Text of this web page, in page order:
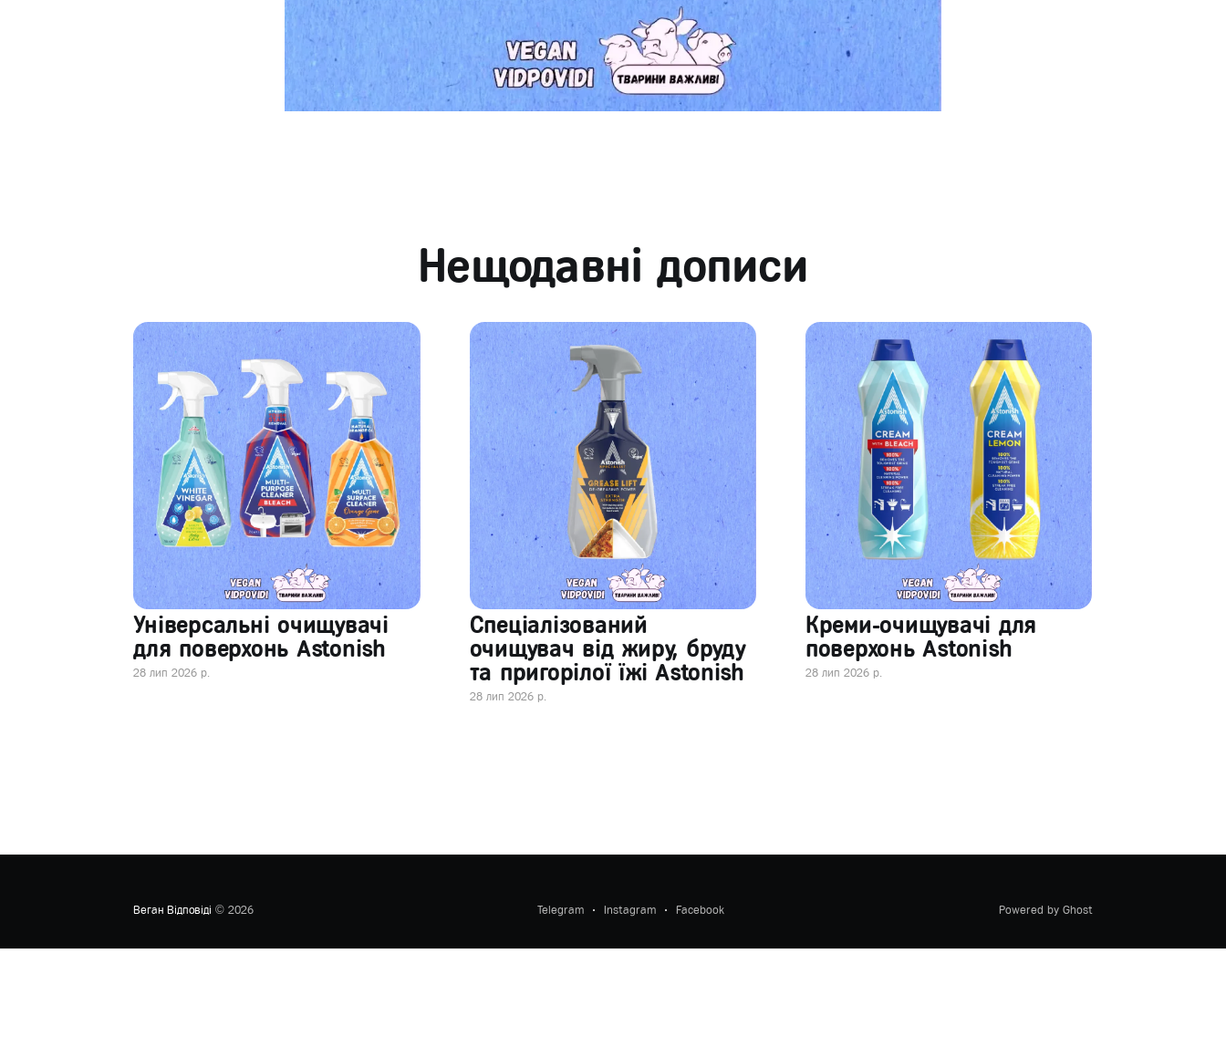
Нещодавні дописи
Універсальні очищувачі
для поверхонь Astonish
28 лип 2026 р.
Спеціалізований
очищувач від жиру, бруду
та пригорілої їжі Astonish
28 лип 2026 р.
Креми-очищувачі для
поверхонь Astonish
28 лип 2026 р.
Веган Відповіді © 2026 Telegram Instagram Facebook Powered by Ghost